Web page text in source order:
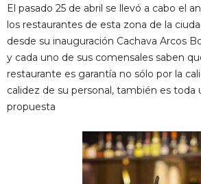
El pasado 25 de abril se llevó a cabo el
los restaurantes de esta zona de la
desde su inauguración Cachava Arcos
y cada uno de sus comensales saben
restaurante es garantía no sólo por la
calidez de su personal, también es toda
propuesta